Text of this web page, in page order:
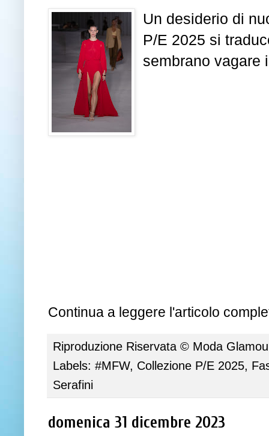
Un desiderio di
P/E 2025 si
sembrano vagare
Continua a leggere l'articolo
Riproduzione Riservata © Moda
Labels: #MFW, Collezione P/E 2025,
Serafini
domenica 31 dicembre 2023